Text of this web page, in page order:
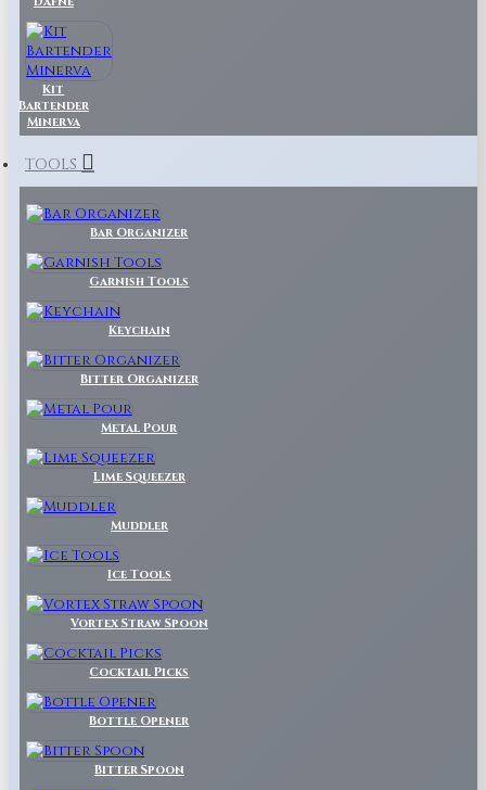
Kit
Bartender
Minerva
TOOLS
Bar Organizer
Garnish Tools
Keychain
Bitter Organizer
Metal Pour
Lime Squeezer
Muddler
Ice Tools
Vortex Straw Spoon
Cocktail Picks
Bottle Opener
Bitter Spoon